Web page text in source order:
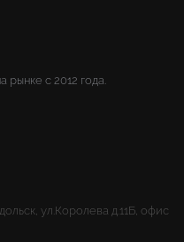
рынке с 2012 года.
ул.Королева д.11Б, офис